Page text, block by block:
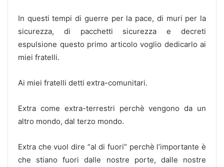
In questi tempi di guerre per la pace, di muri per la
sicurezza, di pacchetti sicurezza e decreti
espulsione questo primo articolo voglio dedicarlo ai
miei fratelli.
Ai miei fratelli detti extra-comunitari.
Extra come extra-terrestri perchè vengono da un
altro mondo, dal terzo mondo.
Extra che vuol dire “al di fuori” perchè l’importante è
che stiano fuori dalle nostre porte, dalle nostre